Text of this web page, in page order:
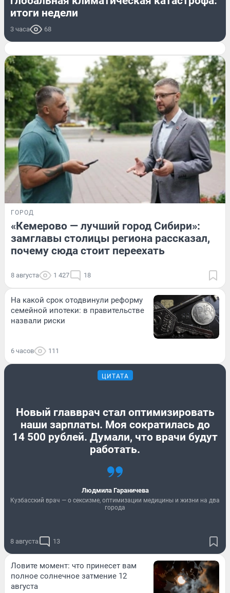
итоги недели
3 часа 68
ГОРОД
«Кемерово — лучший город Сибири»:
замглавы столицы региона рассказал,
почему сюда стоит переехать
8 августа 1 427 18
На какой срок отодвинули реформу
семейной ипотеки: в правительстве
назвали риски
6 часов 111
ЦИТАТА
Новый главврач стал оптимизировать
наши зарплаты. Моя сократилась до
14 500 рублей. Думали, что врачи будут
работать.
Людмила Гараничева
Кузбасский врач — о сексизме, оптимизации медицины и жизни на два
города
8 августа 13
Ловите момент: что принесет вам
полное солнечное затмение 12
августа